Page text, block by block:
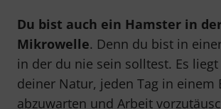
Du bist auch ein Hamster in
Mikrowelle. Denn du bist in
in der du nie sein solltest. Es
deiner Natur, jeden Tag in einem
abzuwarten und Arbeit